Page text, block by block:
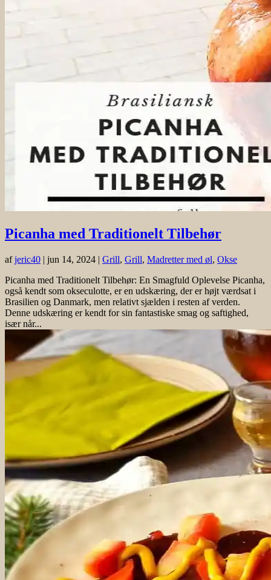
Picanha med Traditionelt Tilbehør
afjeric40 | jun 14, 2024 | Grill, Grill, Madretter med øl, Okse
Picanha med Traditionelt Tilbehør: En Smagfuld Oplevelse Picanha,
også kendt som okseculotte, er en udskæring, der er højt værdsat i
Brasilien og Danmark, men relativt sjælden i resten af verden.
Denne udskæring er kendt for sin fantastiske smag og saftighed,
især når...